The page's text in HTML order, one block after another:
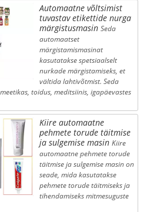
Automaatne võltsimist
tuvastav etikettide nurga
märgistusmasin Seda
automaatset
märgistamismasinat
kasutatakse spetsiaalselt
nurkade märgistamiseks, et
vältida lahtivõtmist. Seda
toidus, meditsiinis, igapäevastes
Kiire automaatne
pehmete torude täitmise
ja sulgemise masin Kiire
automaatne pehmete torude
täitmise ja sulgemise masin on
seade, mida kasutatakse
pehmete torude täitmiseks ja
tihendamiseks mitmesuguste